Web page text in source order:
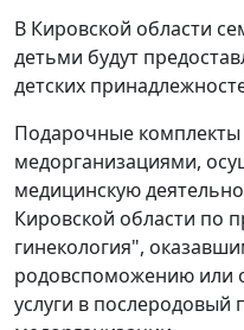
В Кировской области
детьми будут
детских
Подарочные комплекты
медорганизациями,
медицинскую
Кировской области по
гинекология",
родовспоможению или
услуги в послеродовый